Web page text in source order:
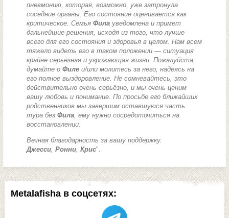
Metalafisha в соцсетях:
пневмонию, которая, возможно, уже затронула
соседние органы. Его состояние оценивается как
критическое. Семья Фила уведомлена и примет
дальнейшие решения, исходя из того, что лучше
всего для его состояния и здоровья в целом. Нам всем
тяжело видеть его в таком положении — ситуация
крайне серьёзная и угрожающая жизни. Пожалуйста,
думайте о Филе и/или молитесь за него, надеясь на
его полное выздоровление. Не сомневайтесь, это
действительно очень серьёзно, и мы очень ценим
вашу любовь и понимание. По просьбе его ближайших
родственников мы завершим оставшуюся часть
тура без Фила, ему нужно сосредоточиться на
восстановлении.
Вечная благодарность за вашу поддержку.
Джесси, Ронни, Крис".